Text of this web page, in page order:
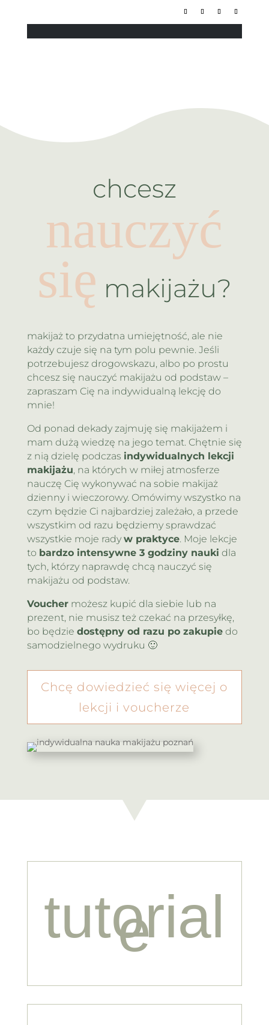
chcesz
nauczyć
się makijażu?
makijaż to przydatna umiejętność, ale nie
każdy czuje się na tym polu pewnie. Jeśli
potrzebujesz drogowskazu, albo po prostu
chcesz się nauczyć makijażu od podstaw –
zapraszam Cię na indywidualną lekcję do
mnie!
Od ponad dekady zajmuję się makijażem i
mam dużą wiedzę na jego temat. Chętnie się
z nią dzielę podczas indywidualnych lekcji
makijażu, na których w miłej atmosferze
nauczę Cię wykonywać na sobie makijaż
dzienny i wieczorowy. Omówimy wszystko na
czym będzie Ci najbardziej zależało, a przede
wszystkim od razu będziemy sprawdzać
wszystkie moje rady w praktyce. Moje lekcje
to bardzo intensywne 3 godziny nauki dla
tych, którzy naprawdę chcą nauczyć się
makijażu od podstaw.
Vouchermożesz kupić dla siebie lub na
prezent, nie musisz też czekać na przesyłkę,
bo będzie dostępny od razu po zakupiedo
samodzielnego wydruku 🙂
Chcę dowiedzieć się więcej o
lekcji i voucherze
tutorial
e